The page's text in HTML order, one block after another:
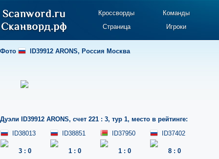
Кроссворды
Команды
Страница
Игроки
Фото ID39912 ARONS, Россия Москва
Дуэли ID39912 ARONS, счет 221 : 3, тур 1, место в рейтинге:
ID38013
3 : 0
ID38851
1 : 0
ID37950
1 : 0
ID37402
8 : 0